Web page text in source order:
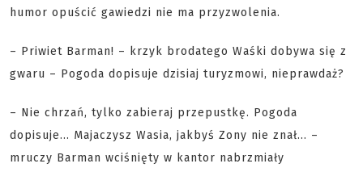
humor opuścić gawiedzi nie ma przyzwolenia.
– Priwiet Barman! – krzyk brodatego Waśki dobywa się z
gwaru – Pogoda dopisuje dzisiaj turyzmowi, nieprawdaż?
– Nie chrzań, tylko zabieraj przepustkę. Pogoda
dopisuje... Majaczysz Wasia, jakbyś Zony nie znał... –
mruczy Barman wciśnięty w kantor nabrzmiały